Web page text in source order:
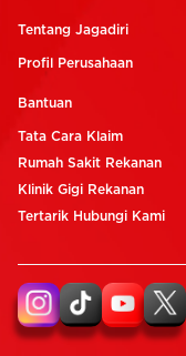
Tentang Jagadiri
Profil Perusahaan
Bantuan
Tata Cara Klaim
Rumah Sakit Rekanan
Klinik Gigi Rekanan
Tertarik Hubungi Kami